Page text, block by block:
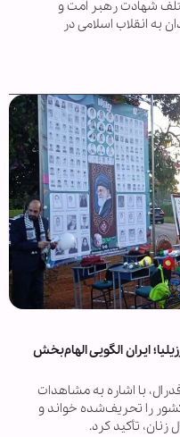
شهادت رهبر امت و
به انقلاب اسلامی در
ایران الگویی الهام‌بخش
با اشاره به مشاهدات
کشور را تحریف‌شده خواند و
زنان، تأکید کرد.